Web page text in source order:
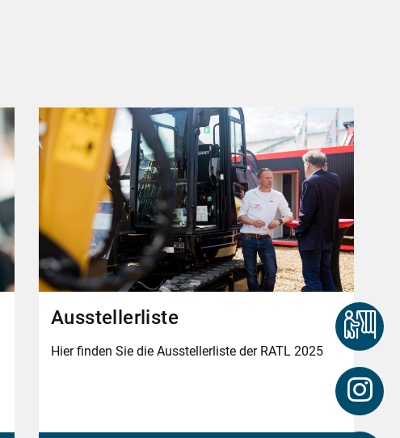
Ausstellerliste
Hier finden Sie die Ausstellerliste der RATL 2025